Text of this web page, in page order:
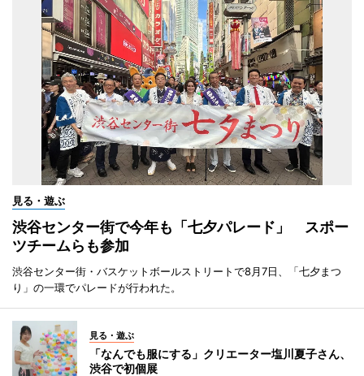
見る・遊ぶ
渋谷センター街で今年も「七夕パレード」 スポー
ツチームらも参加
渋谷センター街・バスケットボールストリートで8月7日、「七夕まつ
り」の一環でパレードが行われた。
見る・遊ぶ
「なんでも服にする」クリエーター塩川夏子さん、
渋谷で初個展